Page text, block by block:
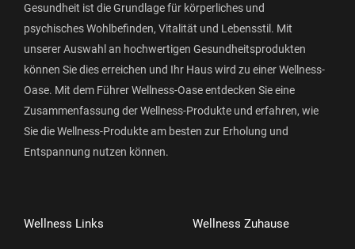
Gesundheit ist die Grundlage für körperliches und
psychisches Wohlbefinden, Vitalität und Lebensstil. Mit
unserer Auswahl an hochwertigen Gesundheitsprodukten
können Sie dies erreichen und Ihr Haus wird zu einer Wellness-
Oase. Mit dem Führer Wellness-Oase entdecken Sie eine
Zusammenfassung der Wellness-Produkte und erfahren, wie
Sie die Wellness-Produkte am besten zur Erholung und
Entspannung nutzen können.
Wellness Links Wellness Zuhause